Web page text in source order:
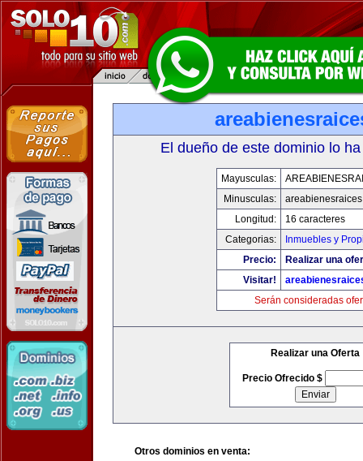
El dueño de este dominio lo
Mayusculas:
Minusculas:
Longitud:
16 caracteres
Categorias:
Inmuebles y
Precio:
Realizar una
Visitar!
Serán consideradas
Realizar una Oferta
Precio Ofrecido $
Otros dominios en venta: